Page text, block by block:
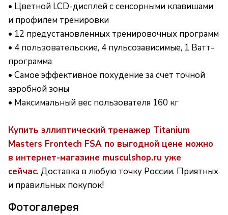
• Цветной LCD-дисплей с сенсорными клавишами
и профилем тренировки
• 12 предустановленных тренировочных программ
• 4 пользовательские, 4 пульсозависимые, 1 Ватт-
программа
• Самое эффективное похудение за счет точной
аэробной зоны
• Максимальный вес пользователя 160 кг
Купить эллиптический тренажер Titanium
Masters Frontech FSA по выгодной цене можно
в интернет-магазине musculshop.ru уже
сейчас.Доставка в любую точку России. Приятных
и правильных покупок!
Фотогалерея